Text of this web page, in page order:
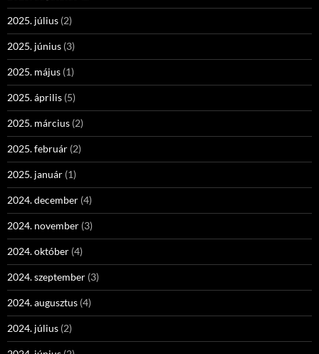
2025. július (2)
2025. június (3)
2025. május (1)
2025. április (5)
2025. március (2)
2025. február (2)
2025. január (1)
2024. december (4)
2024. november (3)
2024. október (4)
2024. szeptember (3)
2024. augusztus (4)
2024. július (2)